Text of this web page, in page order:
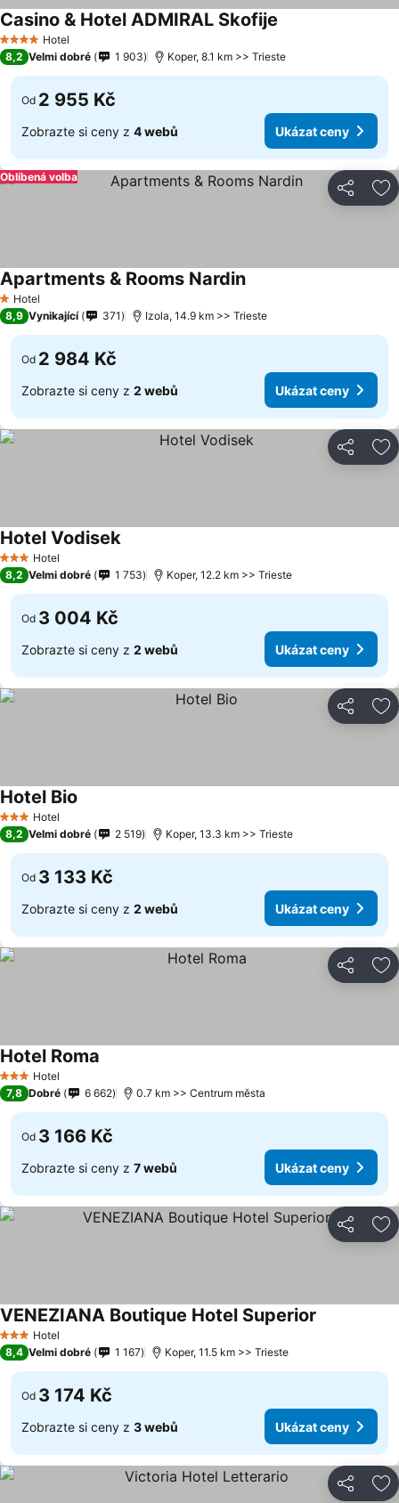
4 Počet hvězdiček
Hotel
Casino & Hotel ADMIRAL Skofije
8,2 Velmi dobré 1 903 Koper, 8.1 km >> Trieste
Od 2 955 Kč
Zobrazte si ceny z 4 webů Ukázat ceny
Sdílet
Oblíbená volba
1 Počet hvězdiček
Hotel
Apartments & Rooms Nardin
8,9 Vynikající 371 Izola, 14.9 km >> Trieste
Od 2 984 Kč
Zobrazte si ceny z 2 webů Ukázat ceny
Sdílet
3 Počet hvězdiček
Hotel
Hotel Vodisek
8,2 Velmi dobré 1 753 Koper, 12.2 km >> Trieste
Od 3 004 Kč
Zobrazte si ceny z 2 webů Ukázat ceny
Sdílet
3 Počet hvězdiček
Hotel
Hotel Bio
8,2 Velmi dobré 2 519 Koper, 13.3 km >> Trieste
Od 3 133 Kč
Zobrazte si ceny z 2 webů Ukázat ceny
Sdílet
3 Počet hvězdiček
Hotel
Hotel Roma
7,8 Dobré 6 662 0.7 km >> Centrum města
Od 3 166 Kč
Zobrazte si ceny z 7 webů Ukázat ceny
Sdílet
3 Počet hvězdiček
Hotel
VENEZIANA Boutique Hotel Superior
8,4 Velmi dobré 1 167 Koper, 11.5 km >> Trieste
Od 3 174 Kč
Zobrazte si ceny z 3 webů Ukázat ceny
Sdílet